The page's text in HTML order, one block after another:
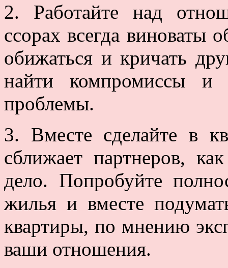
2. Работайте над
ссорах всегда виноваты
обижаться и кричать
найти компромиссы и
проблемы.
3. Вместе сделайте в
сближает партнеров,
дело. Попробуйте
жилья и вместе
квартиры, по мнению
ваши отношения.